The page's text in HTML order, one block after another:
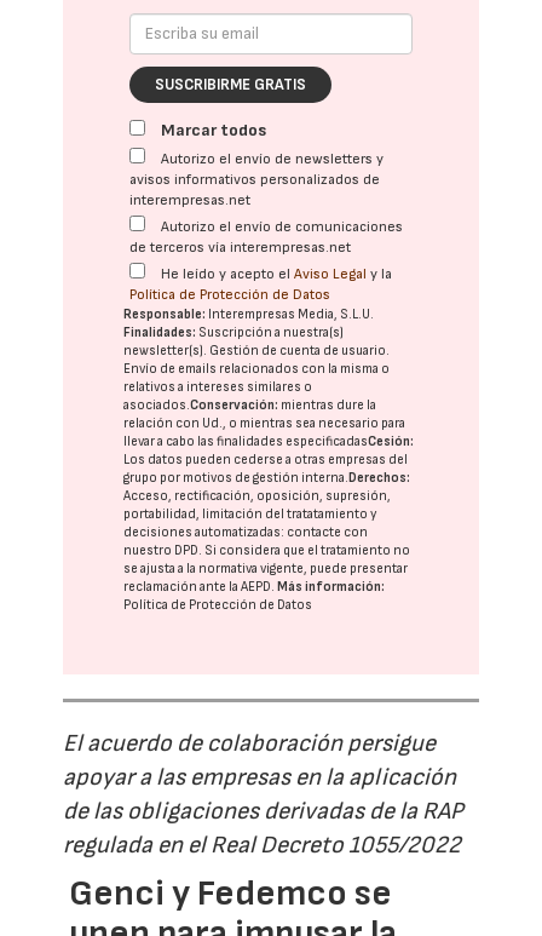
SUSCRIBIRME GRATIS
Marcar todos
Autorizo el envío de newsletters y
avisos informativos personalizados de
interempresas.net
Autorizo el envío de comunicaciones
de terceros vía interempresas.net
He leído y acepto elAviso Legal y la
Política de Protección de Datos
Responsable: Interempresas Media, S.L.U.
Finalidades: Suscripción a nuestra(s)
newsletter(s). Gestión de cuenta de usuario.
Envío de emails relacionados con la misma o
relativos a intereses similares o
asociados.Conservación: mientras dure la
relación con Ud., o mientras sea necesario para
llevar a cabo las finalidades especificadasCesión:
Los datos pueden cederse a otras empresas del
grupo por motivos de gestión interna.Derechos:
Acceso, rectificación, oposición, supresión,
portabilidad, limitación del tratatamiento y
decisiones automatizadas: contacte con
nuestro DPD. Si considera que el tratamiento no
se ajusta a la normativa vigente, puede presentar
reclamación ante laAEPD.Más información:
Política de Protección de Datos
El acuerdo de colaboración persigue
apoyar a las empresas en la aplicación
de las obligaciones derivadas de la RAP
regulada en el Real Decreto 1055/2022
Genci y Fedemco se